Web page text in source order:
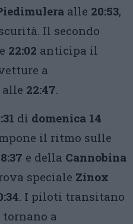
alle 20:53,
Il secondo
22:02 anticipa il
a
22:47.
di domenica 14
il ritmo sulle
8:37 e della Cannobina
speciale Zinox
. I piloti transitano
tornano a